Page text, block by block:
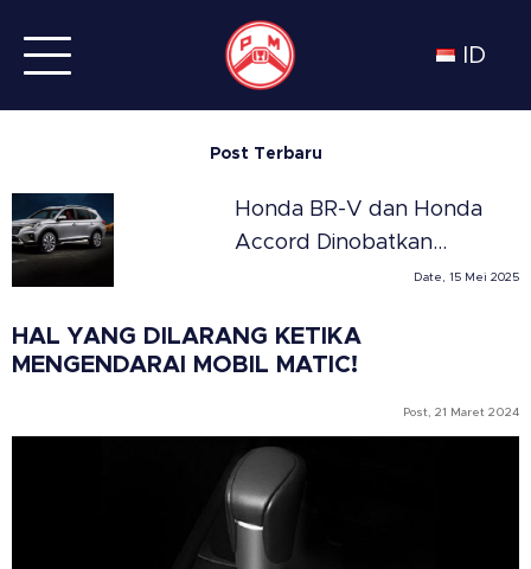
ID
HAL YANG DILARANG KETIKA
MENGENDARAI MOBIL MATIC!
Post, 21 Maret 2024
Post Terbaru
Honda BR-V dan Honda
Accord Dinobatkan
Sebagai SUV dan Sedan
Meksiko versi Automovil
Panamericano
Date, 15 Mei 2025